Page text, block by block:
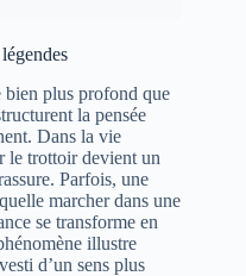
bien plus profond que
la pensée
Dans la vie
le trottoir devient un
Parfois, une
marcher dans une
se transforme en
illustre
d’un sens plus